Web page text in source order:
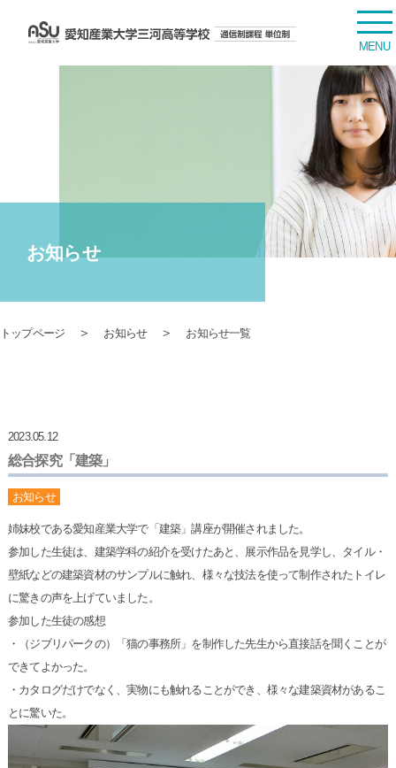
お知らせ
トップページ ＞ お知らせ ＞ お知らせ一覧
2023.05.12
総合探究「建築」
お知らせ
姉妹校である愛知産業大学で「建築」講座が開催されました。
参加した生徒は、建築学科の紹介を受けたあと、展示作品を見学し、タイル・
壁紙などの建築資材のサンプルに触れ、様々な技法を使って制作されたトイレ
に驚きの声を上げていました。
参加した生徒の感想
・（ジブリパークの）「猫の事務所」を制作した先生から直接話を聞くことが
できてよかった。
・カタログだけでなく、実物にも触れることができ、様々な建築資材があるこ
とに驚いた。